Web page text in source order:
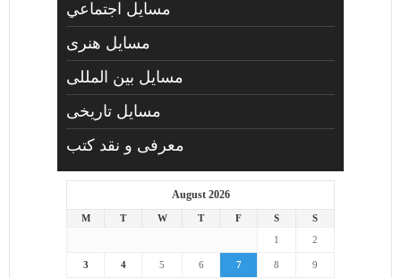
مسايل اجتماعي
مسايل هنری
مسایل بین المللی
مسایل تاریخی
معرفی و نقد کتب
August 2026
M T W T F S
S
1
2
3 4 5 6 7 8 9